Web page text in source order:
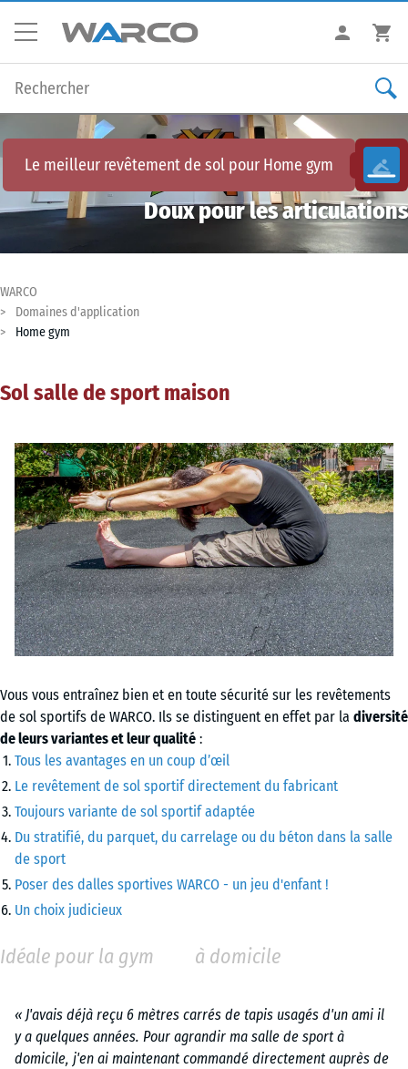
Le meilleur revêtement de sol pour Home gym
Doux pour les articulations
WARCO
Domaines d'application
Home gym
Sol salle de sport maison
Vous vous entraînez bien et en toute sécurité sur les revêtements
de sol sportifs de WARCO. Ils se distinguent en effet par la diversité
de leurs variantes et leur qualité :
Tous les avantages en un coup d’œil
Le revêtement de sol sportif directement du fabricant
Toujours variante de sol sportif adaptée
Du stratifié, du parquet, du carrelage ou du béton dans la salle
de sport
Poser des dalles sportives WARCO - un jeu d'enfant !
Un choix judicieux
Idéale pour la gym à domicile
« J'avais déjà reçu 6 mètres carrés de tapis usagés d'un ami il
y a quelques années. Pour agrandir ma salle de sport à
domicile, j'en ai maintenant commandé directement auprès de